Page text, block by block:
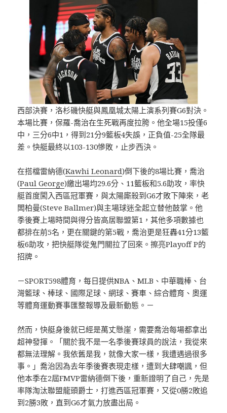
西部決賽，洛杉磯快艇與鳳凰城太陽上演系列賽G6對決。
本場比賽，保羅-喬治在生死戰再度拉胯。他全場15投僅6
中，三分6中1，得到21分9籃板4失誤，正負值-25全隊最
差。快艇最終以103-130慘敗，止步西決。
在搭檔雷納德(Kawhi Leonard)倒下後的8場比賽，喬治
(Paul George)繳出場均29.6分、11籃板和5.6助攻，率快
艇首度闖入西區冠軍賽，與太陽廝殺到G6才敗下陣來，老
闆柏曼(Steve Ballmer)與主場球迷全起立替他鼓掌。他
季後賽上場時間與得分皆高居聯盟第1，其他多項數據也
都排在前5名，更在關鍵的第5戰，喬治更是狂轟41分13籃
板6助攻，把快艇隊從鬼門關拉了回來。擦亮Playoff P的
招牌。
－SPORT598體育，每日提供NBA、MLB、中華職棒、台
灣籃球、棒球、國際足球、網球、賽車、綜合體育、奧運
等體育運動賽事匯整報導及最新動態。－
然而，快艇身後就已經是萬丈懸崖，需要喬治每場都拿出
超神發揮。「關於我不是一名季後賽球員的說法，我從來
都無法理解。我依舊是我，就像大家一樣，我遭遇過很多
事。」喬治因為去年季後賽表現走樣，遭到大肆嘲諷，但
他本季在2屆FMVP雷納德倒下後，重新證明了自己，先是
率隊淘汰聯盟龍頭爵士，打進西區冠軍賽，又從0勝2敗追
到2勝3敗，直到G6才氣力放盡出局。